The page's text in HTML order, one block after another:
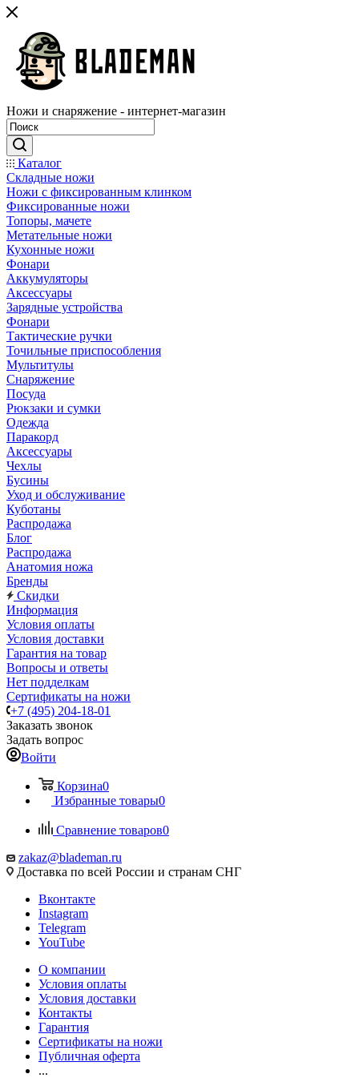
Ножи и снаряжение - интернет-магазин
Каталог
Складные ножи
Ножи с фиксированным клинком
Фиксированные ножи
Топоры, мачете
Метательные ножи
Кухонные ножи
Фонари
Аккумуляторы
Аксессуары
Зарядные устройства
Фонари
Тактические ручки
Точильные приспособления
Мультитулы
Снаряжение
Посуда
Рюкзаки и сумки
Одежда
Паракорд
Аксессуары
Чехлы
Бусины
Уход и обслуживание
Куботаны
Распродажа
Блог
Распродажа
Анатомия ножа
Бренды
Скидки
Информация
Условия оплаты
Условия доставки
Гарантия на товар
Вопросы и ответы
Нет подделкам
Сертификаты на ножи
+7 (495) 204-18-01
Заказать звонок
Задать вопрос
Войти
Корзина0
Избранные товары0
Сравнение товаров0
zakaz@blademan.ru
Доставка по всей России и странам СНГ
Вконтакте
Instagram
Telegram
YouTube
О компании
Условия оплаты
Условия доставки
Контакты
Гарантия
Сертификаты на ножи
Публичная оферта
...